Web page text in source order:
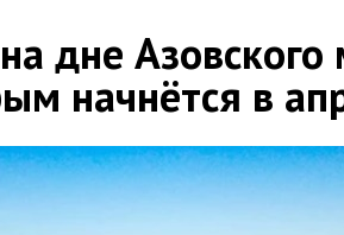
дне
начнётся в